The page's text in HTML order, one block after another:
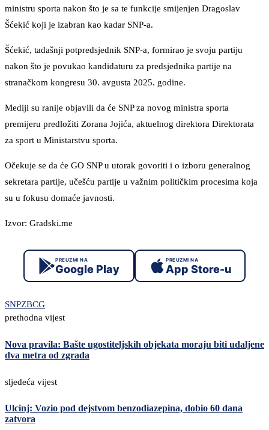
ministru sporta nakon što je sa te funkcije smijenjen Dragoslav
Šćekić koji je izabran kao kadar SNP-a.
Šćekić, tadašnji potpredsjednik SNP-a, formirao je svoju partiju
nakon što je povukao kandidaturu za predsjednika partije na
stranačkom kongresu 30. avgusta 2025. godine.
Mediji su ranije objavili da će SNP za novog ministra sporta
premijeru predložiti Zorana Jojića, aktuelnog direktora Direktorata
za sport u Ministarstvu sporta.
Očekuje se da će GO SNP u utorak govoriti i o izboru generalnog
sekretara partije, učešću partije u važnim političkim procesima koja
su u fokusu domaće javnosti.
Izvor: Gradski.me
PREUZMI NA
Google Play
PREUZMI NA
App Store-u
SNPZBCG
prethodna vijest
Nova pravila: Bašte ugostiteljskih objekata moraju biti udaljene
dva metra od zgrada
sljedeća vijest
Ulcinj: Vozio pod dejstvom benzodiazepina, dobio 60 dana
zatvora